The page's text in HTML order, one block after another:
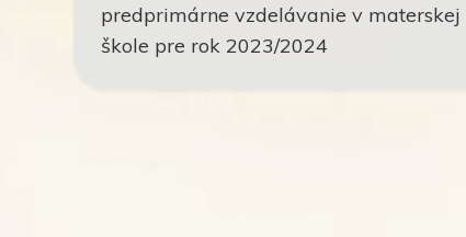
predprimárne vzdelávanie v materskej
škole pre rok 2023/2024